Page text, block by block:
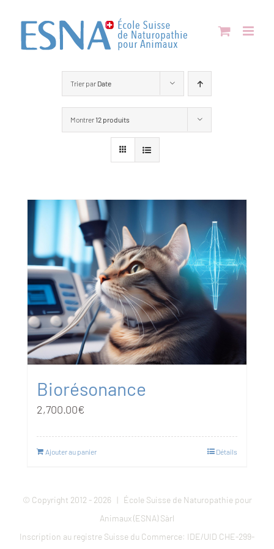
contenu
Trier par Date
Montrer 12 produits
Biorésonance
2,700.00€
Ajouter au panier Détails
© Copyright 2012 - 2026 | École Suisse de Naturopathie pour
Animaux (ESNA) Sàrl
Inscription au registre Suisse du Commerce: IDE/UID CHE-299-